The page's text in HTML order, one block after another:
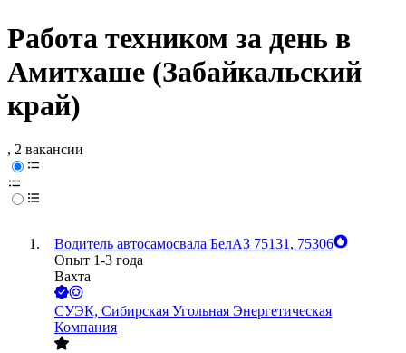
Работа техником за день в
Амитхаше (Забайкальский
край)
, 2 вакансии
Водитель автосамосвала БелАЗ 75131, 75306
Опыт 1-3 года
Вахта
СУЭК, Сибирская Угольная Энергетическая
Компания